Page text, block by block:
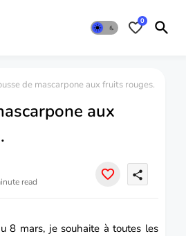
0
de mascarpone aux fruits rouges.
aux
read
share
8 mars, je souhaite à toutes les